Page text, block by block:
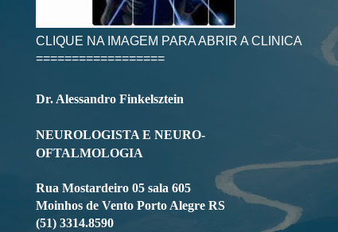
CLIQUE NA IMAGEM PARA ABRIR A CLINICA
==================
Dr. Alessandro Finkelsztein
NEUROLOGISTA E NEURO-
OFTALMOLOGIA
Rua Mostardeiro 05 sala 605
Moinhos de Vento Porto Alegre RS
(51) 3314.8590